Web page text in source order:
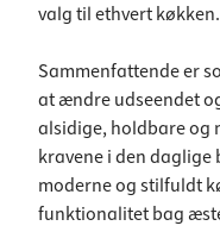
valg til ethvert køkken.
Sammenfattende er
at ændre udseendet
alsidige, holdbare og
kravene i den daglige
moderne og stilfuldt
funktionalitet bag